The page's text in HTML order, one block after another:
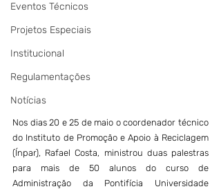
Eventos Técnicos
Projetos Especiais
Institucional
Regulamentações
Notícias
Nos dias 20 e 25 de maio o coordenador técnico
do Instituto de Promoção e Apoio à Reciclagem
(Ínpar), Rafael Costa, ministrou duas palestras
para mais de 50 alunos do curso de
Administração da Pontifícia Universidade